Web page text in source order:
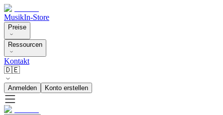
MusikIn-Store
Preise
Ressourcen
Kontakt
🇩🇪
Anmelden Konto erstellen